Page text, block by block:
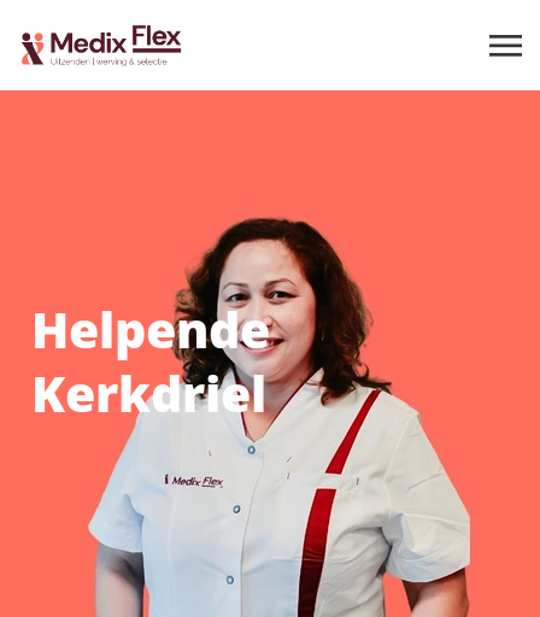
Helpende
Kerkdriel